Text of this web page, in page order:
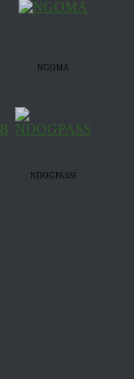
NGOMA
NDOGPASSI